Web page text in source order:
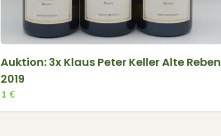
Auktion: 3x Klaus Peter Keller Alte Reben
2019
1 €